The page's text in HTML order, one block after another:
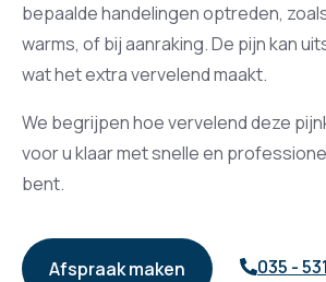
bepaalde handelingen optreden,
warms, of bij aanraking. De pijn kan
wat het extra vervelend maakt.
We begrijpen hoe vervelend deze
voor u klaar met snelle en
bent.
Afspraak maken 035 -